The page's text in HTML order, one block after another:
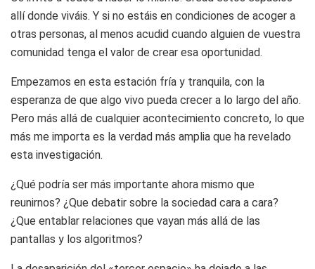
allí donde viváis. Y si no estáis en condiciones de acoger a
otras personas, al menos acudid cuando alguien de vuestra
comunidad tenga el valor de crear esa oportunidad.
Empezamos en esta estación fría y tranquila, con la
esperanza de que algo vivo pueda crecer a lo largo del año.
Pero más allá de cualquier acontecimiento concreto, lo que
más me importa es la verdad más amplia que ha revelado
esta investigación.
¿Qué podría ser más importante ahora mismo que
reunirnos? ¿Que debatir sobre la sociedad cara a cara?
¿Que entablar relaciones que vayan más allá de las
pantallas y los algoritmos?